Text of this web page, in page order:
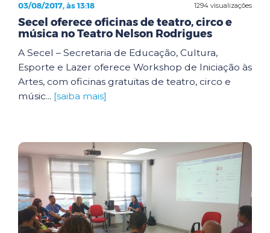
1294 visualizações
03/08/2017, às 13:18
Secel oferece oficinas de teatro, circo e
música no Teatro Nelson Rodrigues
A Secel – Secretaria de Educação, Cultura,
Esporte e Lazer oferece Workshop de Iniciação às
Artes, com oficinas gratuitas de teatro, circo e
músic... [saiba mais]